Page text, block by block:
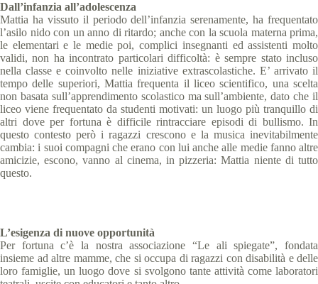
Dall’infanzia all’adolescenza
Mattia ha vissuto il periodo dell’infanzia serenamente, ha frequentato
l’asilo nido con un anno di ritardo; anche con la scuola materna prima,
le elementari e le medie poi, complici insegnanti ed assistenti molto
validi, non ha incontrato particolari difficoltà: è sempre stato incluso
nella classe e coinvolto nelle iniziative extrascolastiche. E’ arrivato il
tempo delle superiori, Mattia frequenta il liceo scientifico, una scelta
non basata sull’apprendimento scolastico ma sull’ambiente, dato che il
liceo viene frequentato da studenti motivati: un luogo più tranquillo di
altri dove per fortuna è difficile rintracciare episodi di bullismo. In
questo contesto però i ragazzi crescono e la musica inevitabilmente
cambia: i suoi compagni che erano con lui anche alle medie fanno altre
amicizie, escono, vanno al cinema, in pizzeria: Mattia niente di tutto
questo.
L’esigenza di nuove opportunità
Per fortuna c’è la nostra associazione “Le ali spiegate”, fondata
insieme ad altre mamme, che si occupa di ragazzi con disabilità e delle
loro famiglie, un luogo dove si svolgono tante attività come laboratori